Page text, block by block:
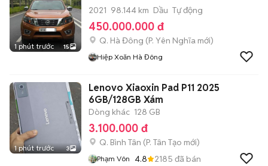
1 phút trước 15
2021 98.144 km Dầu Tự động
450.000.000 đ
Q. Hà Đông (P. Yên Nghĩa mới)
Hiệp Xoăn Hà Đông
1 phút trước 3
Lenovo Xiaoxin Pad P11 2025
6GB/128GB Xám
Dòng khác 128 GB
3.100.000 đ
Q. Bình Tân (P. Tân Tạo mới)
Phạm Vôn 4.8 2185 đã bán